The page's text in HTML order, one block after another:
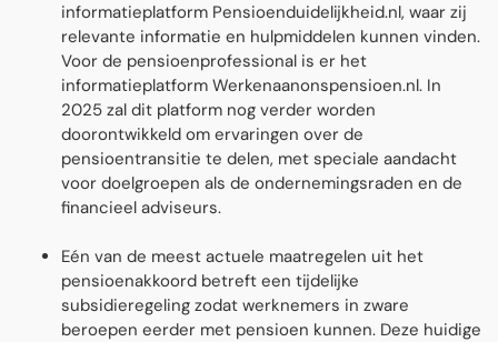
informatieplatform Pensioenduidelĳkheid.nl, waar zij
relevante informatie en hulpmiddelen kunnen vinden.
Voor de pensioenprofessional is er het
informatieplatform Werkenaanonspensioen.nl. In
2025 zal dit platform nog verder worden
doorontwikkeld om ervaringen over de
pensioentransitie te delen, met speciale aandacht
voor doelgroepen als de ondernemingsraden en de
financieel adviseurs.
Eén van de meest actuele maatregelen uit het
pensioenakkoord betreft een tĳdelĳke
subsidieregeling zodat werknemers in zware
beroepen eerder met pensioen kunnen. Deze huidige